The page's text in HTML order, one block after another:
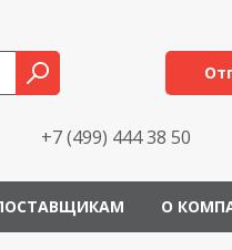
+7 (499) 444 38 50
О